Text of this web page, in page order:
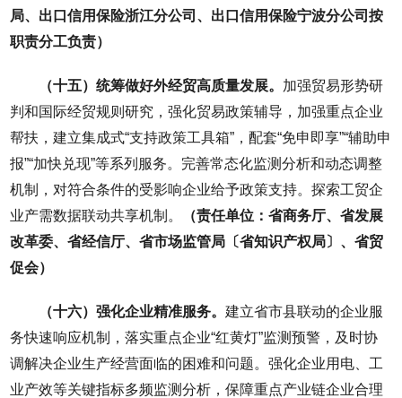
局、出口信用保险浙江分公司、出口信用保险宁波分公司按
职责分工负责）
（十五）统筹做好外经贸高质量发展。 加强贸易形势研
判和国际经贸规则研究，强化贸易政策辅导，加强重点企业
帮扶，建立集成式“支持政策工具箱”，配套“免申即享”“辅助申
报”“加快兑现”等系列服务。完善常态化监测分析和动态调整
机制，对符合条件的受影响企业给予政策支持。探索工贸企
业产需数据联动共享机制。
（责任单位：省商务厅、省发展
改革委、省经信厅、省市场监管局〔省知识产权局〕、省贸
促会）
（十六）强化企业精准服务。建立省市县联动的企业服
务快速响应机制，落实重点企业“红黄灯”监测预警，及时协
调解决企业生产经营面临的困难和问题。强化企业用电、工
业产效等关键指标多频监测分析，保障重点产业链企业合理